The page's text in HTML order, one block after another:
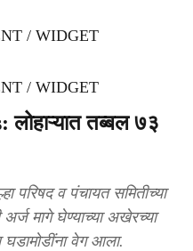
/ WIDGET
/ WIDGET
तब्बल ७३
परिषद व पंचायत समितीच्या
अर्ज मागे घेण्याच्या अखेरच्या
घडामोडींना वेग आला.